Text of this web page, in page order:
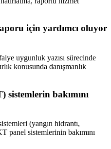
için yardımcı oluyor
uygunluk yazısı sürecinde
konusunda danışmanlık
bakımını
(yangın hidrantı,
panel sistemlerinin bakımını